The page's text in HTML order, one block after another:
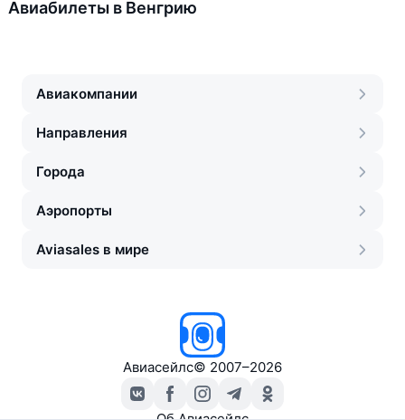
Авиабилеты в Венгрию
Авиакомпании
Направления
Города
Аэропорты
Aviasales в мире
Авиасейлс© 2007–2026